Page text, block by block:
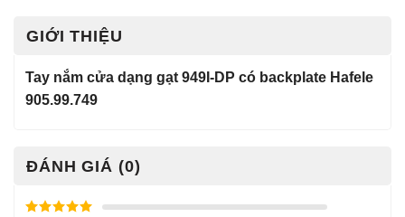
GIỚI THIỆU
Tay nắm cửa dạng gạt 949I-DP có backplate Hafele
905.99.749
ĐÁNH GIÁ (0)